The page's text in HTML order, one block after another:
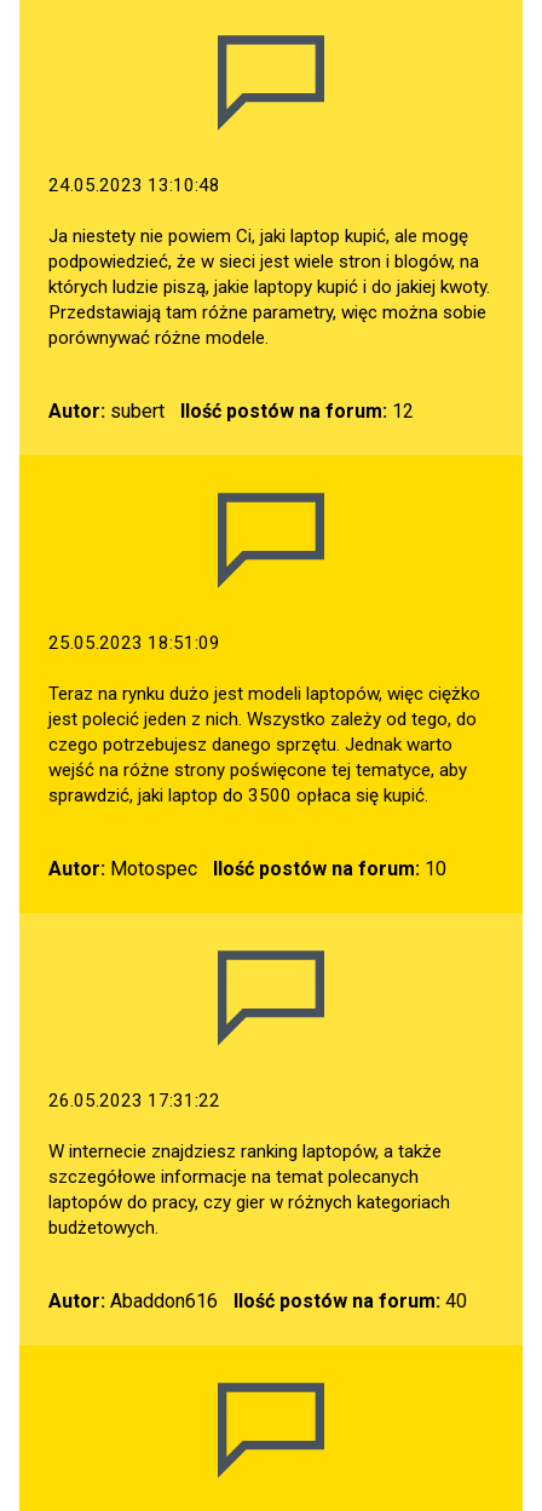
24.05.2023 13:10:48
Ja niestety nie powiem Ci, jaki laptop kupić, ale mogę
podpowiedzieć, że w sieci jest wiele stron i blogów, na
których ludzie piszą, jakie laptopy kupić i do jakiej kwoty.
Przedstawiają tam różne parametry, więc można sobie
porównywać różne modele.
Autor: subert Ilość postów na forum:12
25.05.2023 18:51:09
Teraz na rynku dużo jest modeli laptopów, więc ciężko
jest polecić jeden z nich. Wszystko zależy od tego, do
czego potrzebujesz danego sprzętu. Jednak warto
wejść na różne strony poświęcone tej tematyce, aby
sprawdzić, jaki laptop do 3500 opłaca się kupić.
Autor: Motospec Ilość postów na forum:10
26.05.2023 17:31:22
W internecie znajdziesz ranking laptopów, a także
szczegółowe informacje na temat polecanych
laptopów do pracy, czy gier w różnych kategoriach
budżetowych.
Autor: Abaddon616 Ilość postów na forum:40